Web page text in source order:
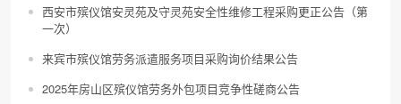
西安市殡仪馆安灵苑及守灵苑安全性维修工程采购更正公告（第
一次）
来宾市殡仪馆劳务派遣服务项目采购询价结果公告
2025年房山区殡仪馆劳务外包项目竞争性磋商公告